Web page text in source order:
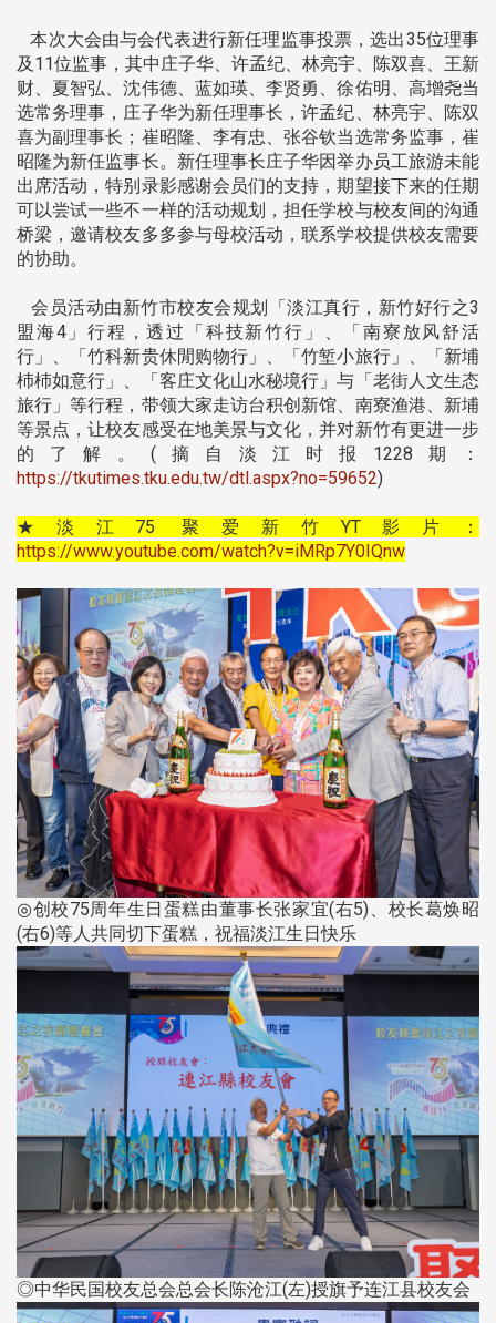
本次大会由与会代表进行新任理监事投票，选出35位理事
及11位监事，其中庄子华、许孟纪、林亮宇、陈双喜、王新
财、夏智弘、沈伟德、蓝如瑛、李贤勇、徐佑明、高增尧当
选常务理事，庄子华为新任理事长，许孟纪、林亮宇、陈双
喜为副理事长；崔昭隆、李有忠、张谷钦当选常务监事，崔
昭隆为新任监事长。新任理事长庄子华因举办员工旅游未能
出席活动，特别录影感谢会员们的支持，期望接下来的任期
可以尝试一些不一样的活动规划，担任学校与校友间的沟通
桥梁，邀请校友多多参与母校活动，联系学校提供校友需要
的协助。
会员活动由新竹市校友会规划「淡江真行，新竹好行之3
盟海4」行程，透过「科技新竹行」、「南寮放风舒活
行」、「竹科新贵休閒购物行」、「竹堑小旅行」、「新埔
杮杮如意行」、「客庄文化山水秘境行」与「老街人文生态
旅行」等行程，带领大家走访台积创新馆、南寮渔港、新埔
等景点，让校友感受在地美景与文化，并对新竹有更进一步
的了解。(摘自淡江时报1228期：
https://tkutimes.tku.edu.tw/dtl.aspx?no=59652)
★淡江75 聚爱新竹YT影片：
https://www.youtube.com/watch?v=iMRp7Y0IQnw
◎创校75周年生日蛋糕由董事长张家宜(右5)、校长葛焕昭
(右6)等人共同切下蛋糕，祝福淡江生日快乐
◎中华民国校友总会总会长陈沧江(左)授旗予连江县校友会